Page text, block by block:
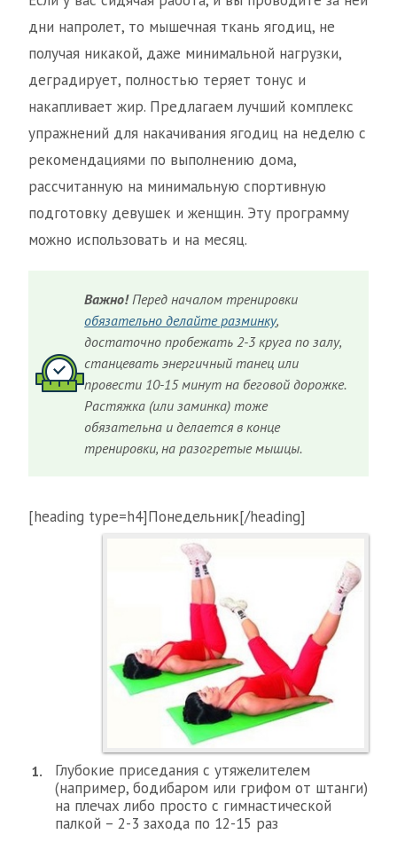
дни напролет, то мышечная ткань ягодиц, не
получая никакой, даже минимальной нагрузки,
деградирует, полностью теряет тонус и
накапливает жир. Предлагаем лучший комплекс
упражнений для накачивания ягодиц на неделю с
рекомендациями по выполнению дома,
рассчитанную на минимальную спортивную
подготовку девушек и женщин. Эту программу
можно использовать и на месяц.
Важно!Перед началом тренировки
обязательно делайте разминку,
достаточно пробежать 2-3 круга по залу,
станцевать энергичный танец или
провести 10-15 минут на беговой дорожке.
Растяжка (или заминка) тоже
обязательна и делается в конце
тренировки, на разогретые мышцы.
[heading type=h4]Понедельник[/heading]
Глубокие приседания с утяжелителем
(например, бодибаром или грифом от штанги)
на плечах либо просто с гимнастической
палкой – 2-3 захода по 12-15 раз